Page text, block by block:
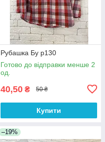
Рубашка Бу р130
Готово до відправки менше 2
од.
40,50 ₴ 50 ₴
Купити
–19%